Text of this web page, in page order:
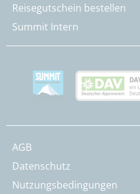
Reisegutschein bestellen
Summit Intern
AGB
Datenschutz
Nutzungsbedingungen